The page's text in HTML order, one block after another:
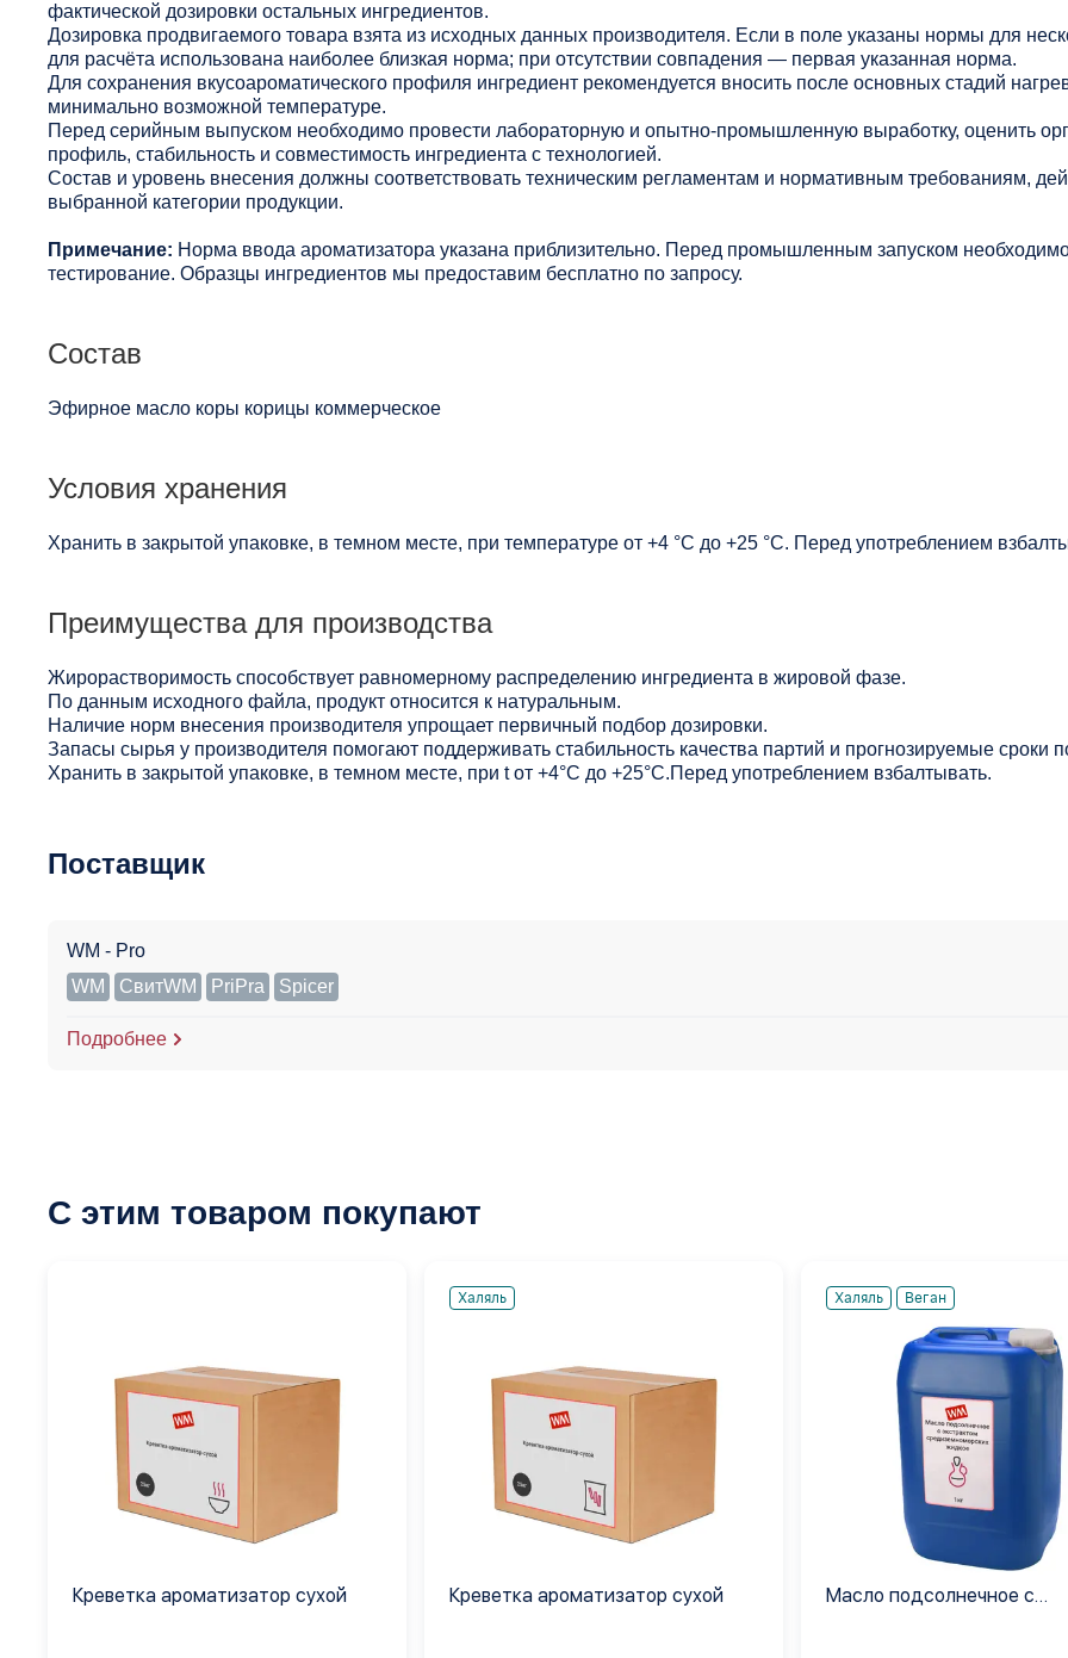
фактической дозировки остальных ингредиентов.
Дозировка продвигаемого товара взята из исходных данных производителя. Если в поле указаны нормы для
для расчёта использована наиболее близкая норма; при отсутствии совпадения — первая указанная норма.
Для сохранения вкусоароматического профиля ингредиент рекомендуется вносить после основных стадий
минимально возможной температуре.
Перед серийным выпуском необходимо провести лабораторную и опытно-промышленную выработку, оценить
профиль, стабильность и совместимость ингредиента с технологией.
Состав и уровень внесения должны соответствовать техническим регламентам и нормативным требованиям,
выбранной категории продукции.
Примечание: Норма ввода ароматизатора указана приблизительно. Перед промышленным запуском
тестирование. Образцы ингредиентов мы предоставим бесплатно по запросу.
Состав
Эфирное масло коры корицы коммерческое
Условия хранения
Хранить в закрытой упаковке, в темном месте, при температуре от +4 °C до +25 °C. Перед употреблением
Преимущества для производства
Жирорастворимость способствует равномерному распределению ингредиента в жировой фазе.
По данным исходного файла, продукт относится к натуральным.
Наличие норм внесения производителя упрощает первичный подбор дозировки.
Запасы сырья у производителя помогают поддерживать стабильность качества партий и прогнозируемые сроки
Хранить в закрытой упаковке, в темном месте, при t от +4°С до +25°С.Перед употреблением взбалтывать.
Поставщик
WM - Pro
WM
СвитWM PriPra Spicer
Подробнее
С этим товаром покупают
Креветка ароматизатор сухой
Халяль
Креветка ароматизатор сухой
Халяль Веган
Масло подсолнечное с